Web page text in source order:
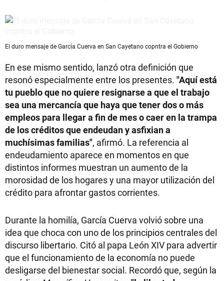
El duro mensaje de García Cuerva en San Cayetano copntra el Gobierno
En ese mismo sentido, lanzó otra definición que
resonó especialmente entre los presentes. "Aquí está
tu pueblo que no quiere resignarse a que el trabajo
sea una mercancía que haya que tener dos o más
empleos para llegar a fin de mes o caer en la trampa
de los créditos que endeudan y asfixian a
muchísimas familias", afirmó. La referencia al
endeudamiento aparece en momentos en que
distintos informes muestran un aumento de la
morosidad de los hogares y una mayor utilización del
crédito para afrontar gastos corrientes.
Durante la homilía, García Cuerva volvió sobre una
idea que choca con uno de los principios centrales del
discurso libertario. Citó al papa León XIV para advertir
que el funcionamiento de la economía no puede
desligarse del bienestar social. Recordó que, según la